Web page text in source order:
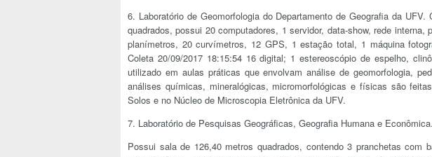
6. Laboratório de Geomorfologia do Departamento de Geografia da
quadrados, possui 20 computadores, 1 servidor, data-show, rede interna,
planímetros, 20 curvímetros, 12 GPS, 1 estação total, 1 máquina
Coleta 20/09/2017 18:15:54 16 digital; 1 estereoscópio de espelho,
utilizado em aulas práticas que envolvam análise de geomorfologia,
análises químicas, mineralógicas, micromorfológicas e físicas são
Solos e no Núcleo de Microscopia Eletrônica da UFV.
7. Laboratório de Pesquisas Geográficas, Geografia Humana e Econômica.
Possui sala de 126,40 metros quadrados, contendo 3 pranchetas com